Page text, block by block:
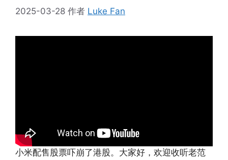
2025-03-28 作者 Luke Fan
小米配售股票吓崩了港股。大家好，欢迎收听老范